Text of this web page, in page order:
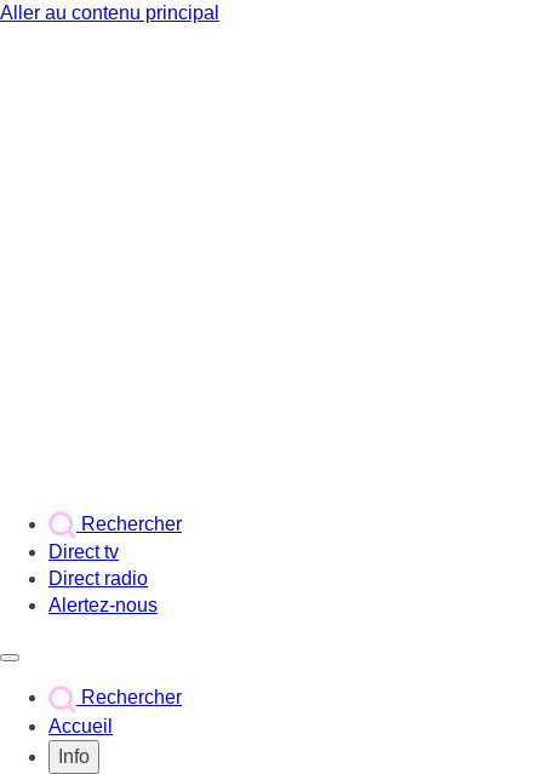
Aller au contenu principal
Rechercher
Direct tv
Direct radio
Alertez-nous
Rechercher
Accueil
Info